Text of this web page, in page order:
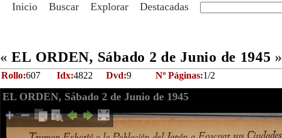
Inicio Buscar Explorar Destacadas
« EL ORDEN, Sábado 2 de Junio de 1945 »
Rollo:607 Idx:4822 Dvd:9 Nº Páginas:1/2
EL ORDEN, Sábado 2 de Junio de 1945